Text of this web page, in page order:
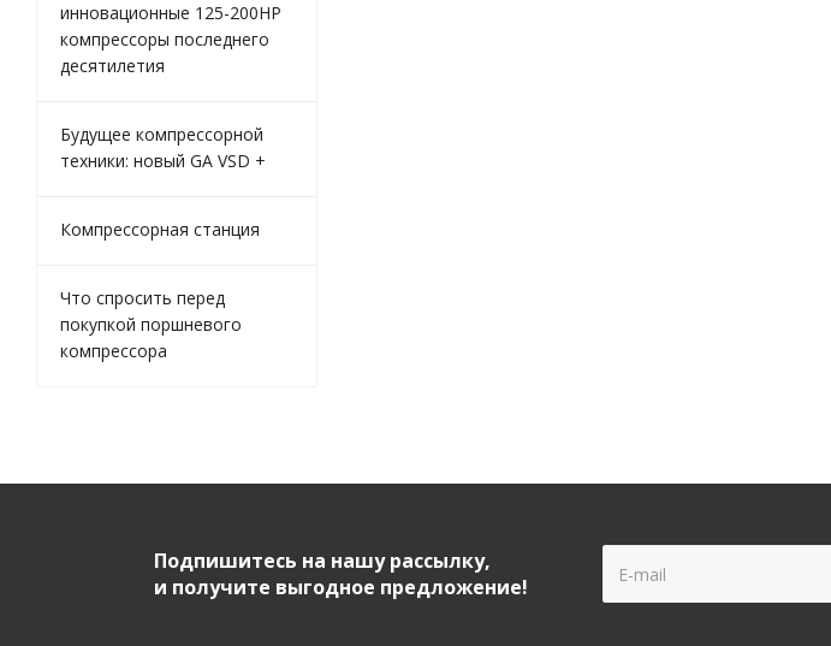
инновационные 125-200HP
компрессоры последнего
десятилетия
Будущее компрессорной
техники: новый GA VSD +
Компрессорная станция
Что спросить перед
покупкой поршневого
компрессора
Подпишитесь на нашу рассылку,
и получите выгодное предложение!